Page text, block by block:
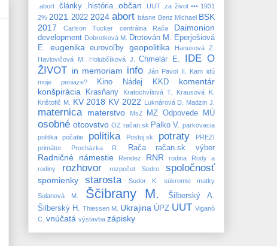
.abort .články .história .občan .UUT .za život ••• 1931
2% 2021 2022 2024 abort básne Benz Michael BSK
2017
Carlson Tucker centrálna Rača Daimonion
development Dobrotková M. Drotován M. Eperješiová
E.
eugenika eurovoľby geopolitika
Hanusová Z.
Havlovičová M.
Holubčíková J. Chmelár E.
IDE O
ŽIVOT in memoriam info Ján Pavol II.
Kam idú
moje peniaze?
Kino Nádej KKD
komentár
konšpirácia
Krasňany Kratochvílová T.
Krausová K.
Krištofič M.
KV 2018 KV 2022 Luknárová D. Madzin J.
maternica materstvo MsZ MZ Odpovede MÚ
osobné otcovstvo OZ račan.sk Palko V. parkovacia
politika
počatie politika Postoj.sk potraty
PREZI
primátor
Procházka R. Rača račan.sk výber
Radničné námestie Rendez RNR rodina
Rody a
rodiny
rozhovor rozpočet Sedro spoločnosť
spomienky starosta Sudor K. súkromie matky
Sulanová M. Ščibrany M.
Šilberský A.
Šilberský H. Thiessen M. Ukrajina ÚPZ UUT Viganò
C. vnúčatá výstavba zápisky